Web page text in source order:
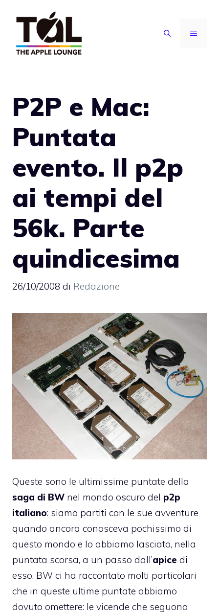
contenuto
MENU
P2P e Mac:
Puntata
evento. Il p2p
ai tempi del
56k. Parte
quindicesima
26/10/2008 di Redazione
Queste sono le ultimissime puntate della
saga di BW nel mondo oscuro del p2p
italiano: siamo partiti con le sue avventure
quando ancora conosceva pochissimo di
questo mondo e lo abbiamo lasciato, nella
puntata scorsa, a un passo dall’apice di
esso. BW ci ha raccontato molti particolari
che in queste ultime puntate abbiamo
dovuto omettere: le vicende che seguono